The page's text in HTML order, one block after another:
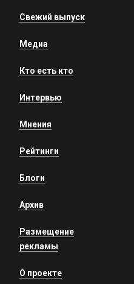
Свежий выпуск
Медиа
Кто есть кто
Интервью
Мнения
Рейтинги
Блоги
Архив
Размещение
рекламы
О проекте